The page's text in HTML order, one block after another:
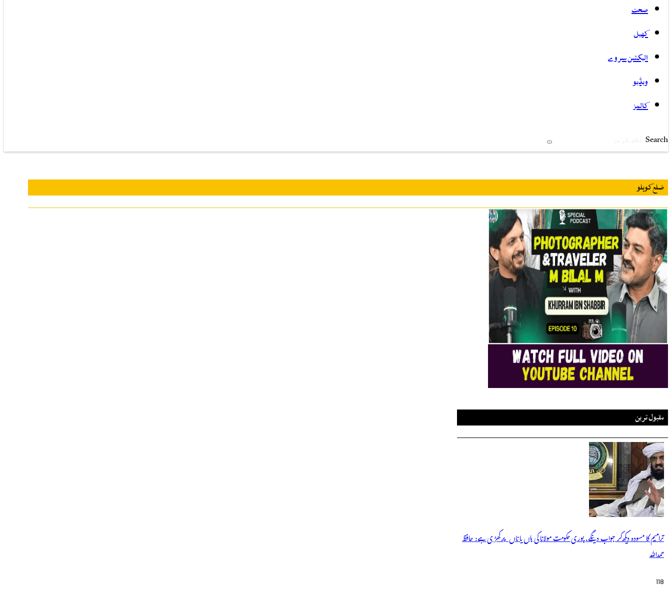
صحت
کھیل
الیکشن سروے
ویڈیو
کالمز
Search
ضلع کوہلو
مقبول ترین
ترامیم کا مسودہ دیکھ کر جواب دینگے، پوری حکومت مولانا کی ہاں یا ناں پر کھڑی ہے: حافظ
حمداللہ
118